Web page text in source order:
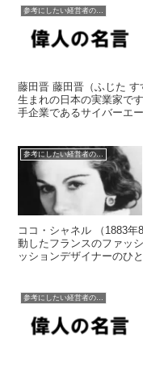
参考にしたい経営者の名言格言
藤田晋 藤田晋（ふじた
生まれの日本の実業家で
手企業であるサイバーエ
参考にしたい経営者の名言格言
ココ・シャネル （1883
動したフランスのファッ
ッションデザイナーのひ
参考にしたい経営者の名言格言